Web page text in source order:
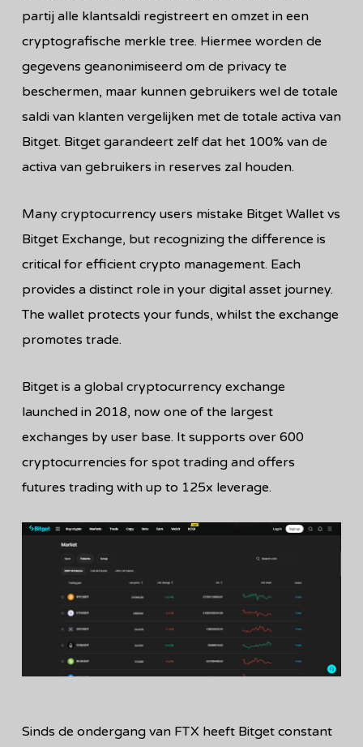
partij alle klantsaldi registreert en omzet in een
cryptografische merkle tree. Hiermee worden de
gegevens geanonimiseerd om de privacy te
beschermen, maar kunnen gebruikers wel de totale
saldi van klanten vergelijken met de totale activa van
Bitget. Bitget garandeert zelf dat het 100% van de
activa van gebruikers in reserves zal houden.
Many cryptocurrency users mistake Bitget Wallet vs
Bitget Exchange, but recognizing the difference is
critical for efficient crypto management. Each
provides a distinct role in your digital asset journey.
The wallet protects your funds, whilst the exchange
promotes trade.
Bitget is a global cryptocurrency exchange
launched in 2018, now one of the largest
exchanges by user base. It supports over 600
cryptocurrencies for spot trading and offers
futures trading with up to 125x leverage.
Sinds de ondergang van FTX heeft Bitget constant